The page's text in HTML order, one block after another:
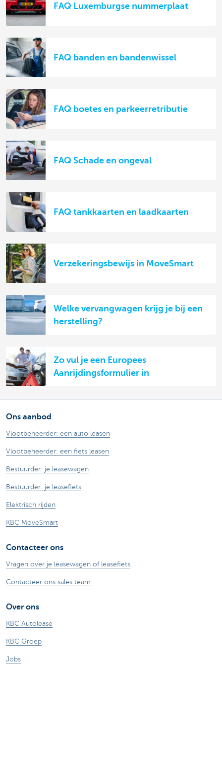
FAQ Luxemburgse nummerplaat
FAQ banden en bandenwissel
FAQ boetes en parkeerretributie
FAQ Schade en ongeval
FAQ tankkaarten en laadkaarten
Verzekeringsbewijs in MoveSmart
Welke vervangwagen krijg je bij een
herstelling?
Zo vul je een Europees
Aanrijdingsformulier in
Ons aanbod
Vlootbeheerder: een auto leasen
Vlootbeheerder: een fiets leasen
Bestuurder: je leasewagen
Bestuurder: je leasefiets
Elektrisch rijden
KBC MoveSmart
Contacteer ons
Vragen over je leasewagen of leasefiets
Contacteer ons sales team
Over ons
KBC Autolease
KBC Groep
Jobs